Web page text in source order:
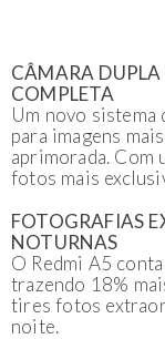
CÂMARA
COMPLETA
Um novo sistema
para imagens
aprimorada. Com
fotos mais
FOTOGRAFIAS
NOTURNAS
O Redmi A5
trazendo 18%
tires fotos
noite.